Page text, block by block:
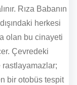
Rıza Babanın
herkesi
olan bu cinayeti
Çevredeki
rastlayamazlar;
bir otobüs tespit